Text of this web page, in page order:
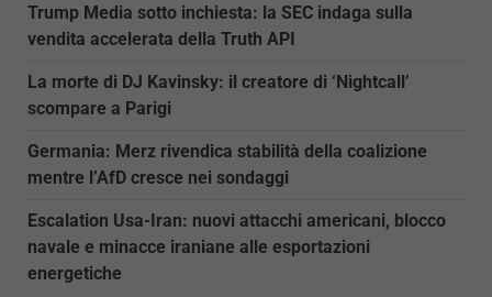
Trump Media sotto inchiesta: la SEC indaga sulla
vendita accelerata della Truth API
La morte di DJ Kavinsky: il creatore di ‘Nightcall’
scompare a Parigi
Germania: Merz rivendica stabilità della coalizione
mentre l’AfD cresce nei sondaggi
Escalation Usa-Iran: nuovi attacchi americani, blocco
navale e minacce iraniane alle esportazioni
energetiche